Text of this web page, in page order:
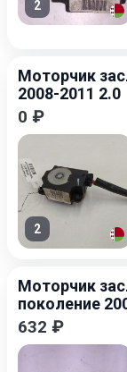
2
Моторчик
2008-2011 2.0
0 ₽
2
Моторчик
поколение
632 ₽